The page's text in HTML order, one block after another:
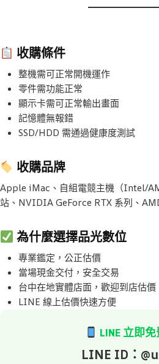
收購條件
整機需可正常開機運作
零件需功能正常
顯示卡需可正常輸出畫面
記憶體無報錯
SSD/HDD 需通過健康度測試
收購品牌
Apple iMac、自組電競主機（Intel/
站、NVIDIA GeForce RTX 系列、
為什麼選擇品光數位
專業鑑定，公正估價
當場現金交付，安全交易
台中在地實體店面，歡迎到店估價
LINE 線上估價快速方便
LINE 立即
LINE ID：